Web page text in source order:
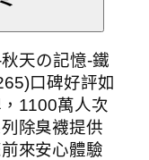
天の記憶-鐵
口碑好評如
1100萬人次
除臭襪提供
來安心體驗